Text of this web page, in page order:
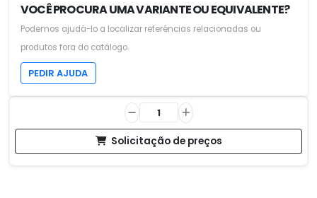
VOCÊ PROCURA UMA VARIANTE OU EQUIVALENTE?
Podemos ajudá-lo a localizar referências relacionadas ou
produtos fora do catálogo.
PEDIR AJUDA
Solicitação de preços